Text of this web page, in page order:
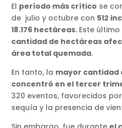
El período más crítico se
de julio y octubre con 512
18.176 hectáreas. Este
cantidad de hectáreas
área total quemada.
En tanto, la mayor cantidad
concentró en el tercer
320 eventos, favorecidos
sequía y la presencia de